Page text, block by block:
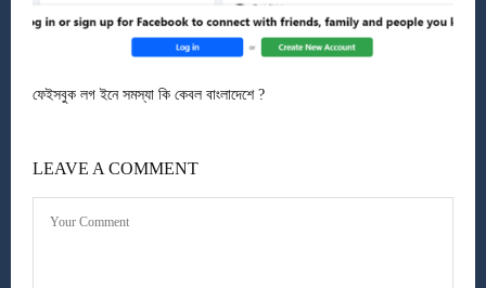
ফেইসবুক লগ ইনে সমস্যা কি কেবল বাংলাদেশে ?
LEAVE A COMMENT